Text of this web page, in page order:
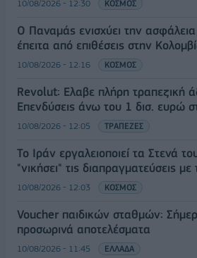
10/08/2026 - 12:30 ΚΟΣΜΟΣ
Ο Παναμάς ενισχύει την
έπειτα από επιθέσεις στην
10/08/2026 - 12:16 ΚΟΣΜΟΣ
Revolut: Ελαβε πλήρη τραπεζική
Επενδύσεις άνω του 1 δισ. ευρώ
10/08/2026 - 12:05 ΤΡΑΠΕΖΕΣ
Το Ιράν εργαλειοποιεί τα Στενά
"νικήσει" τις διαπραγματεύσεις
10/08/2026 - 12:03 ΚΟΣΜΟΣ
Voucher παιδικών σταθμών:
προσωρινά αποτελέσματα
10/08/2026 - 11:45 ΕΛΛΑΔΑ